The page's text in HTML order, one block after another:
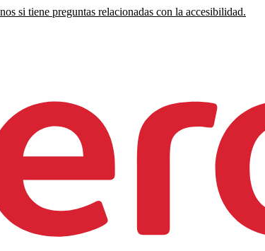
si tiene preguntas relacionadas con la accesibilidad.